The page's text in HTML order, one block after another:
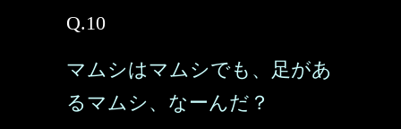
Q.10
マムシはマムシでも、足があ
るマムシ、なーんだ？